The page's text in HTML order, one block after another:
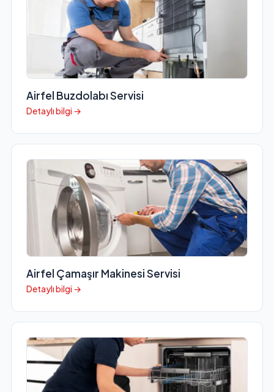
Airfel Buzdolabı Servisi
Detaylı bilgi →
Airfel Çamaşır Makinesi Servisi
Detaylı bilgi →